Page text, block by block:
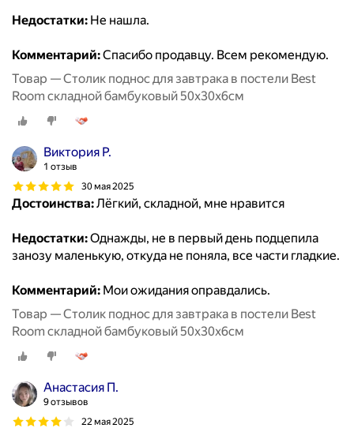
Недостатки: Не нашла.
Комментарий:Спасибо продавцу. Всем рекомендую.
Товар — Столик поднос для завтрака в постели Best
Room складной бамбуковый 50x30x6см
Виктория Р.
1 отзыв
30 мая 2025
Достоинства:Лёгкий, складной, мне нравится
Недостатки:Однажды, не в первый день подцепила
занозу маленькую, откуда не поняла, все части гладкие.
Комментарий: Мои ожидания оправдались.
Товар — Столик поднос для завтрака в постели Best
Room складной бамбуковый 50x30x6см
Анастасия П.
9 отзывов
22 мая 2025